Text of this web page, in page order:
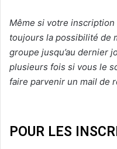
Même si votre
toujours la possibilité de
groupe jusqu’au dernier
plusieurs fois si vous le
faire parvenir un mail de
POUR LES